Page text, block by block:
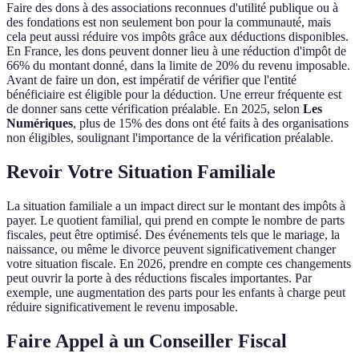
Faire des dons à des associations reconnues d'utilité publique ou à
des fondations est non seulement bon pour la communauté, mais
cela peut aussi réduire vos impôts grâce aux déductions disponibles.
En France, les dons peuvent donner lieu à une réduction d'impôt de
66% du montant donné, dans la limite de 20% du revenu imposable.
Avant de faire un don, est impératif de vérifier que l'entité
bénéficiaire est éligible pour la déduction. Une erreur fréquente est
de donner sans cette vérification préalable. En 2025, selon Les
Numériques, plus de 15% des dons ont été faits à des organisations
non éligibles, soulignant l'importance de la vérification préalable.
Revoir Votre Situation Familiale
La situation familiale a un impact direct sur le montant des impôts à
payer. Le quotient familial, qui prend en compte le nombre de parts
fiscales, peut être optimisé. Des événements tels que le mariage, la
naissance, ou même le divorce peuvent significativement changer
votre situation fiscale. En 2026, prendre en compte ces changements
peut ouvrir la porte à des réductions fiscales importantes. Par
exemple, une augmentation des parts pour les enfants à charge peut
réduire significativement le revenu imposable.
Faire Appel à un Conseiller Fiscal